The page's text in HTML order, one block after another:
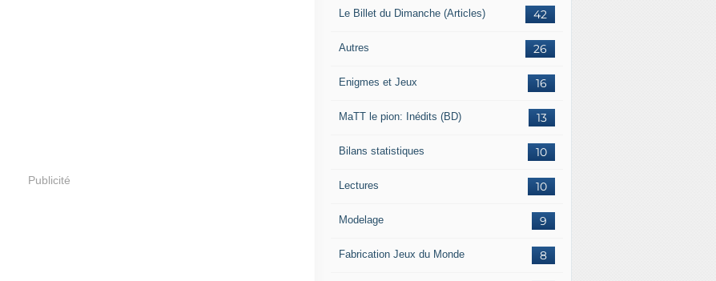
Publicité
42
Le Billet du Dimanche (Articles)
26
Autres
16
Enigmes et Jeux
13
MaTT le pion: Inédits (BD)
10
Bilans statistiques
10
Lectures
9
Modelage
8
Fabrication Jeux du Monde